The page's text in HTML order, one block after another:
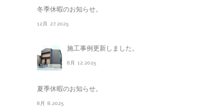
冬季休暇のお知らせ。
12月 27,2025
施工事例更新しました。
8月 12,2025
夏季休暇のお知らせ。
8月 8,2025